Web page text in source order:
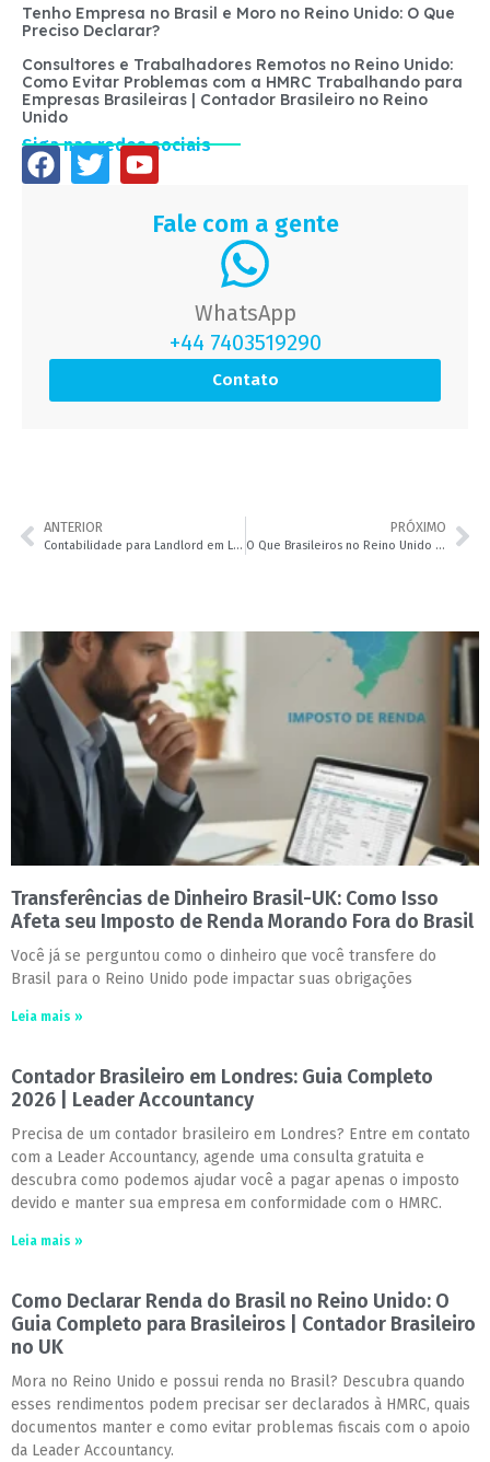
Tenho Empresa no Brasil e Moro no Reino Unido: O Que
Preciso Declarar?
Consultores e Trabalhadores Remotos no Reino Unido:
Como Evitar Problemas com a HMRC Trabalhando para
Empresas Brasileiras | Contador Brasileiro no Reino
Unido
Siga nas redes sociais
Fale com a gente
WhatsApp
+44 7403519290
Contato
ANTERIOR
Contabilidade para Landlord em Londres: Guia Completo para Proprietários Brasileiros | Leader Accountancy
PRÓXIMO
O Que Brasileiros no Reino Unido Precisam Saber sobre AML (Prevenção à Lavagem de Dinheiro)
Transferências de Dinheiro Brasil-UK: Como Isso
Afeta seu Imposto de Renda Morando Fora do Brasil
Você já se perguntou como o dinheiro que você transfere do
Brasil para o Reino Unido pode impactar suas obrigações
Leia mais »
Contador Brasileiro em Londres: Guia Completo
2026 | Leader Accountancy
Precisa de um contador brasileiro em Londres? Entre em contato
com a Leader Accountancy, agende uma consulta gratuita e
descubra como podemos ajudar você a pagar apenas o imposto
devido e manter sua empresa em conformidade com o HMRC.
Leia mais »
Como Declarar Renda do Brasil no Reino Unido: O
Guia Completo para Brasileiros | Contador Brasileiro
no UK
Mora no Reino Unido e possui renda no Brasil? Descubra quando
esses rendimentos podem precisar ser declarados à HMRC, quais
documentos manter e como evitar problemas fiscais com o apoio
da Leader Accountancy.